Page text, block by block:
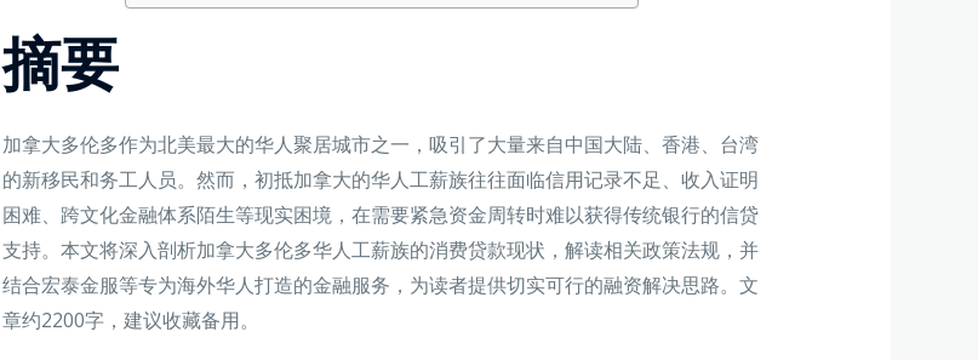
摘要
加拿大多伦多作为北美最大的华人聚居城市之一，吸引了大量来自中国大陆、香港、台湾
的新移民和务工人员。然而，初抵加拿大的华人工薪族往往面临信用记录不足、收入证明
困难、跨文化金融体系陌生等现实困境，在需要紧急资金周转时难以获得传统银行的信贷
支持。本文将深入剖析加拿大多伦多华人工薪族的消费贷款现状，解读相关政策法规，并
结合宏泰金服等专为海外华人打造的金融服务，为读者提供切实可行的融资解决思路。文
章约2200字，建议收藏备用。